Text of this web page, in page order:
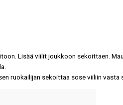
Lisää viilit joukkoon sekoittaen.
ruokailijan sekoittaa sose viiliin vasta